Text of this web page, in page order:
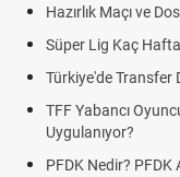
Hazırlık Maçı ve
Süper Lig Kaç Hafta
Türkiye'de Transfer
TFF Yabancı Oyuncu
Uygulanıyor?
PFDK Nedir? PFDK